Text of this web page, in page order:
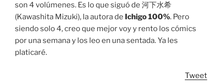
son 4 volúmenes. Es lo que siguó de 河下水希
(Kawashita Mizuki), la autora de Ichigo 100%. Pero
siendo solo 4, creo que mejor voy y rento los cómics
por una semana y los leo en una sentada. Ya les
platicaré.
Tweet